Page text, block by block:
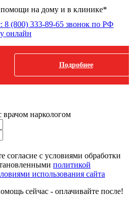
помощи на дому и в клинике*
8 (800) 333-89-65 звонок по РФ
онлайн
Подробнее
врачом наркологом
согласие с условиями обработки
политикой
использования сайта
сейчас - оплачивайте после!